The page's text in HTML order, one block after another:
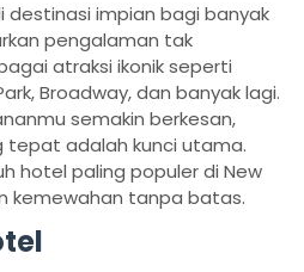
destinasi impian bagi banyak
pengalaman tak
atraksi ikonik seperti
Broadway, dan banyak lagi.
semakin berkesan,
tepat adalah kunci utama.
hotel paling populer di New
kemewahan tanpa batas.